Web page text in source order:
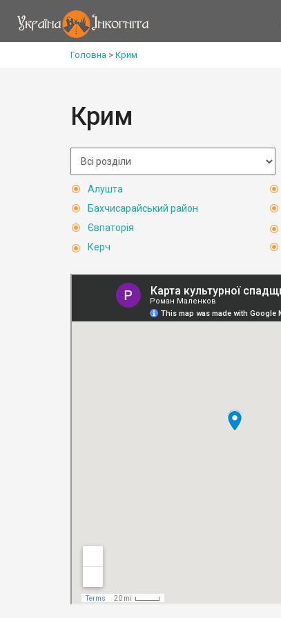
Головна > Крим
Крим
Алушта
Бахчисарайський район
Євпаторія
Керч